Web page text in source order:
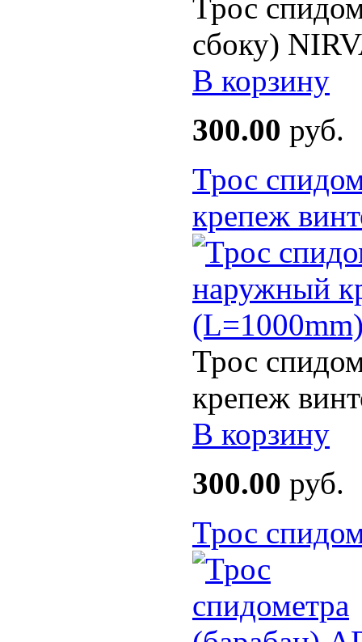
Трос
сбоку)
В корзину
300.00 руб.
Трос
крепеж
Трос
крепеж
В корзину
300.00 руб.
Трос